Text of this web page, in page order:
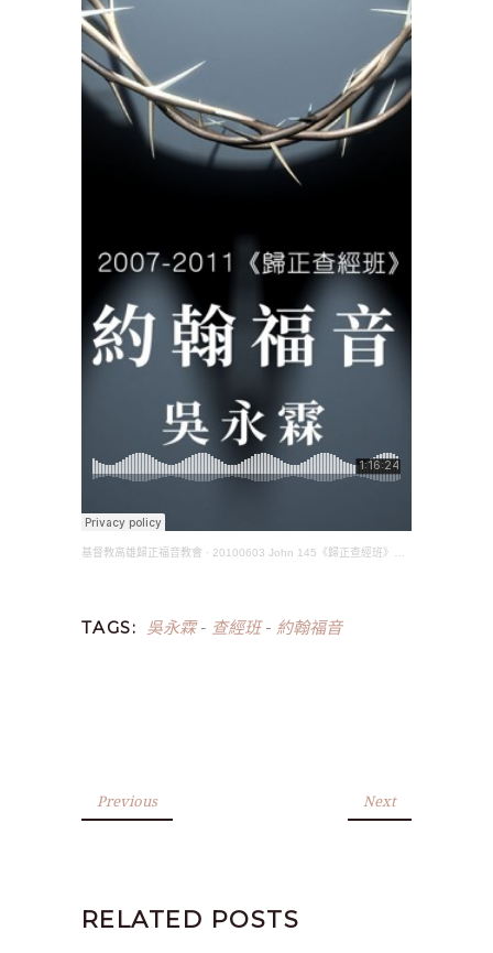
基督教高雄歸正福音教會 · 20100603 John 145《歸正查經班》約翰福音(吳永霖長老)
TAGS: 吳永霖- 查經班- 約翰福音
Previous Next
RELATED POSTS